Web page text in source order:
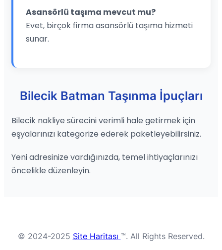
Asansörlü taşıma mevcut mu?
Evet, birçok firma asansörlü taşıma hizmeti
sunar.
Bilecik Batman Taşınma İpuçları
Bilecik nakliye sürecini verimli hale getirmek için
eşyalarınızı kategorize ederek paketleyebilirsiniz.
Yeni adresinize vardığınızda, temel ihtiyaçlarınızı
öncelikle düzenleyin.
© 2024-2025 Site Haritası ™. All Rights Reserved.